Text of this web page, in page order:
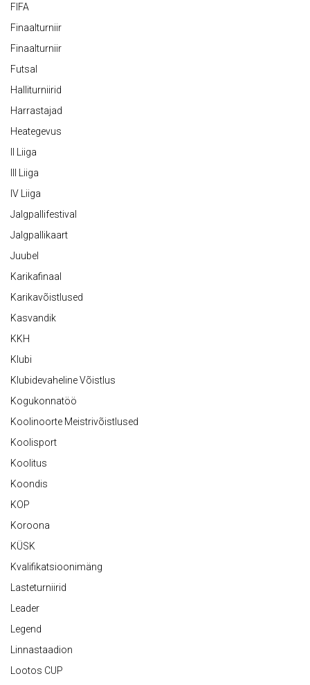
FIFA
Finaalturniir
Finaalturniir
Futsal
Halliturniirid
Harrastajad
Heategevus
II Liiga
III Liiga
IV Liiga
Jalgpallifestival
Jalgpallikaart
Juubel
Karikafinaal
Karikavõistlused
Kasvandik
KKH
Klubi
Klubidevaheline Võistlus
Kogukonnatöö
Koolinoorte Meistrivõistlused
Koolisport
Koolitus
Koondis
KOP
Koroona
KÜSK
Kvalifikatsioonimäng
Lasteturniirid
Leader
Legend
Linnastaadion
Lootos CUP